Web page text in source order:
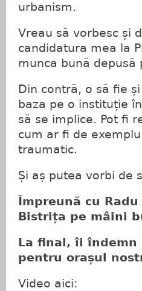
urbanism.
Vreau să vorbesc și
candidatura mea la
munca bună depusă
Din contră, o să fie
baza pe o instituție
să se implice. Pot fi
cum ar fi de
traumatic.
Și aș putea vorbi de
Împreună cu
Bistrița pe mâini
La final, îi
pentru orașul
Video aici: